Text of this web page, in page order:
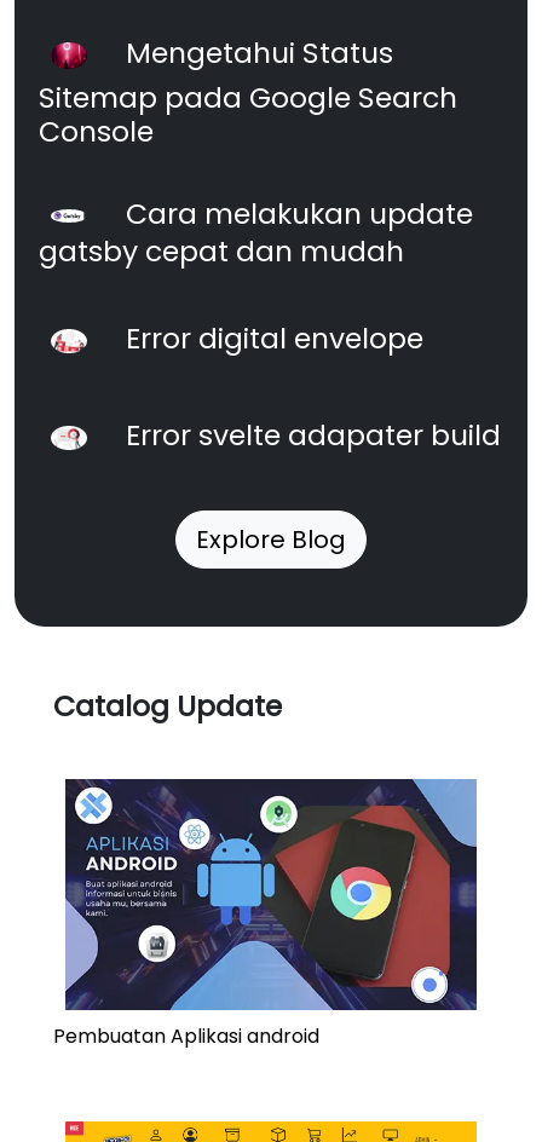
Mengetahui Status
Sitemap pada Google Search
Console
Cara melakukan update
gatsby cepat dan mudah
Error digital envelope
Error svelte adapater build
Explore Blog
Catalog Update
Pembuatan Aplikasi android